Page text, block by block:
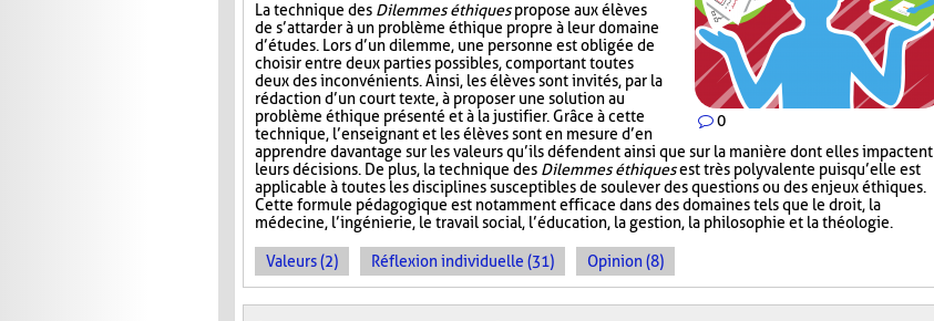
0
La technique des Dilemmes éthiquespropose aux élèves
de s’attarder à un problème éthique propre à leur domaine
d’études. Lors d’un dilemme, une personne est obligée de
choisir entre deux parties possibles, comportant toutes
deux des inconvénients. Ainsi, les élèves sont invités, par la
rédaction d’un court texte, à proposer une solution au
problème éthique présenté et à la justifier. Grâce à cette
technique, l’enseignant et les élèves sont en mesure d’en
apprendre davantage sur les valeurs qu’ils défendent ainsi que sur la manière dont elles impactent
leurs décisions. De plus, la technique des Dilemmes éthiquesest très polyvalente puisqu’elle est
applicable à toutes les disciplines susceptibles de soulever des questions ou des enjeux éthiques.
Cette formule pédagogique est notamment efficace dans des domaines tels que le droit, la
médecine, l’ingénierie, le travail social, l’éducation, la gestion, la philosophie et la théologie.
Valeurs (2) Réflexion individuelle (31) Opinion (8)